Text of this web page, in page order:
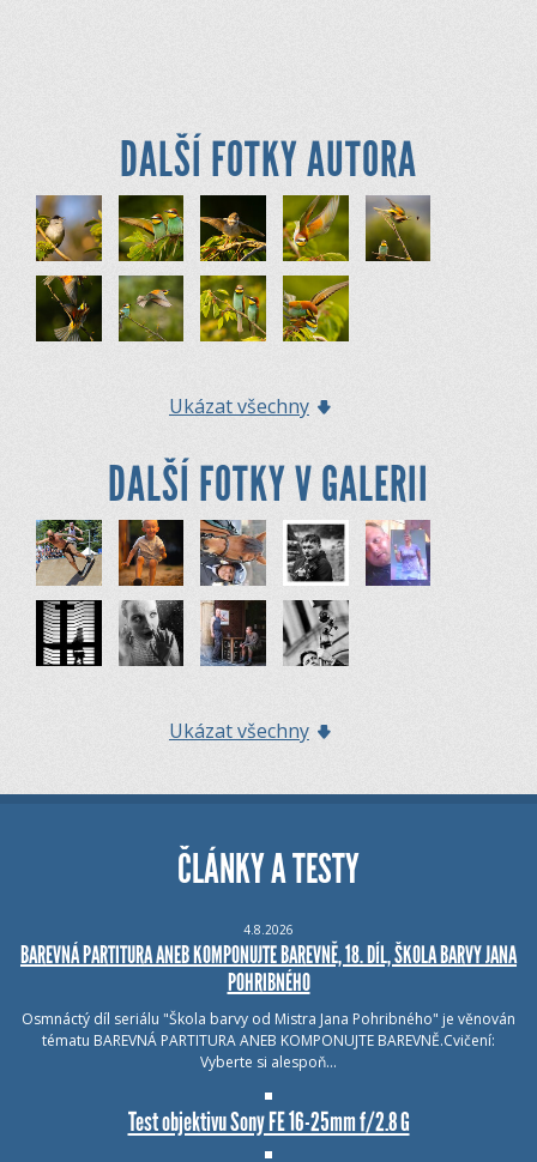
DALŠÍ FOTKY AUTORA
Ukázat všechny
DALŠÍ FOTKY V GALERII
Ukázat všechny
ČLÁNKY A TESTY
4.8.2026
BAREVNÁ PARTITURA ANEB KOMPONUJTE BAREVNĚ, 18. DÍL, ŠKOLA BARVY JANA
POHRIBNÉHO
Osmnáctý díl seriálu "Škola barvy od Mistra Jana Pohribného" je věnován
tématu BAREVNÁ PARTITURA ANEB KOMPONUJTE BAREVNĚ.Cvičení:
Vyberte si alespoň…
Test objektivu Sony FE 16-25mm f/2.8 G